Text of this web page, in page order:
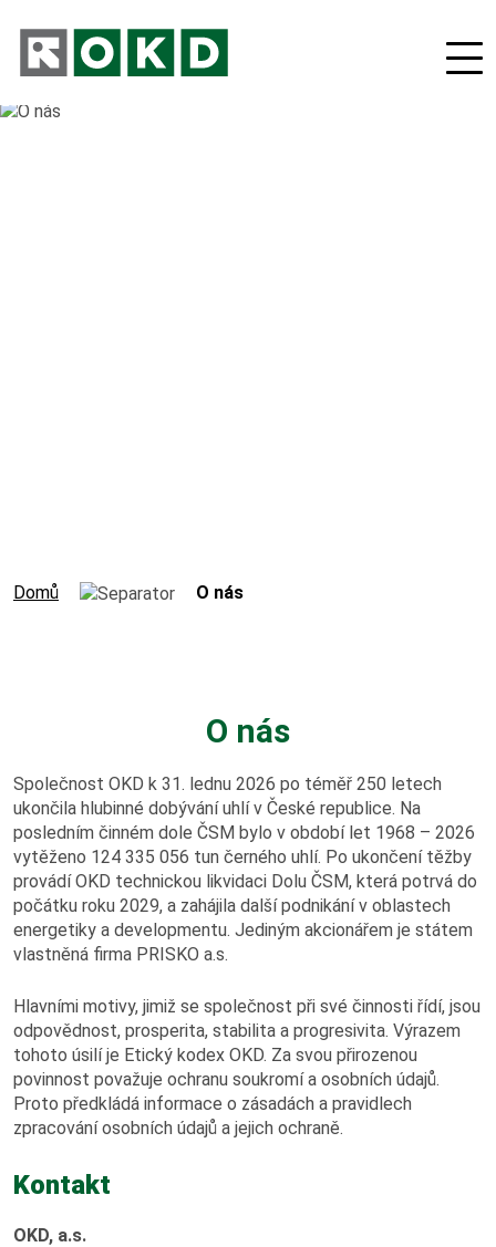
Práce v OKD
Volná pracovní místa
Potřebuji vyřídit
Kolektivní smlouva
Nabídka služeb a výrobků
Domů O nás
O nás
Společnost OKD k 31. lednu 2026 po téměř 250 letech
ukončila hlubinné dobývání uhlí v České republice. Na
posledním činném dole ČSM bylo v období let 1968 – 2026
vytěženo 124 335 056 tun černého uhlí. Po ukončení těžby
provádí OKD technickou likvidaci Dolu ČSM, která potrvá do
počátku roku 2029, a zahájila další podnikání v oblastech
energetiky a developmentu. Jediným akcionářem je státem
vlastněná firma PRISKO a.s.
Hlavními motivy, jimiž se společnost při své činnosti řídí, jsou
odpovědnost, prosperita, stabilita a progresivita. Výrazem
tohoto úsilí je Etický kodex OKD. Za svou přirozenou
povinnost považuje ochranu soukromí a osobních údajů.
Proto předkládá informace o zásadách a pravidlech
zpracování osobních údajů a jejich ochraně.
Kontakt
OKD, a.s.